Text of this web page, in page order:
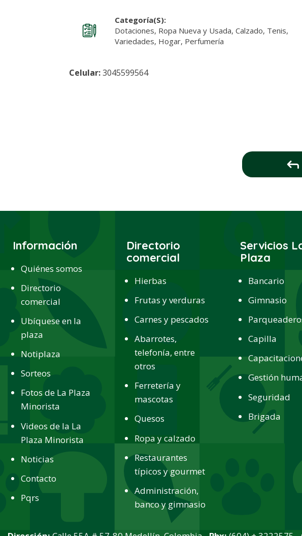
Categoría(s):
Dotaciones, Ropa Nueva y Usada, Calzado, Tenis,
Variedades, Hogar, Perfumería
Celular:3045599564
Información
Quiénes somos
Directorio
comercial
Ubíquese en la
plaza
Notiplaza
Sorteos
Fotos de La Plaza
Minorista
Videos de la La
Plaza Minorista
Noticias
Contacto
Pqrs
Directorio
comercial
Hierbas
Frutas y verduras
Carnes y pescados
Abarrotes,
telefonía, entre
otros
Ferretería y
mascotas
Quesos
Ropa y calzado
Restaurantes
típicos y gourmet
Administración,
banco y gimnasio
Servicios
Plaza
Bancario
Gimnasio
Capilla
Gestión
Seguridad
Brigada